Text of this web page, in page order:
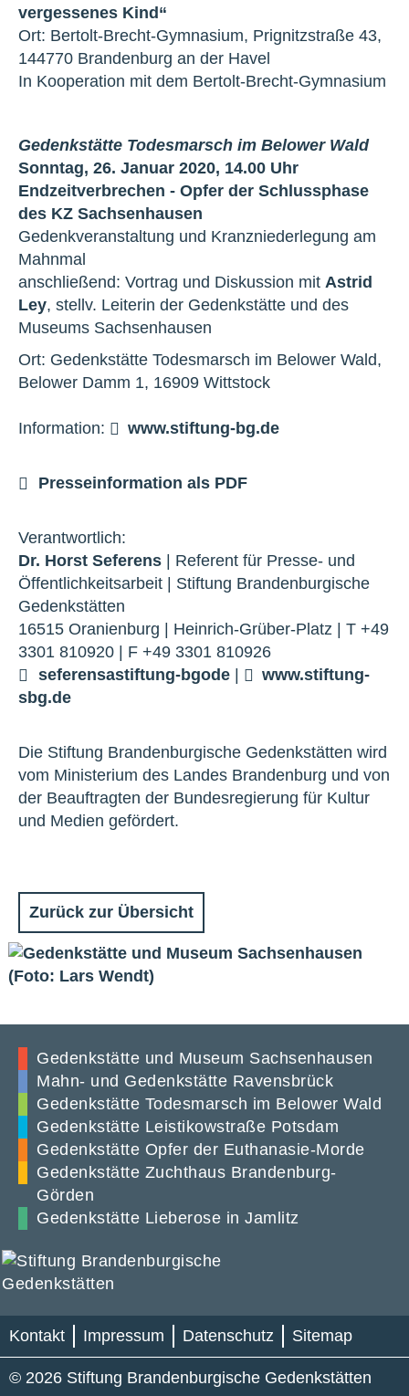
vergessenes Kind“
Ort: Bertolt-Brecht-Gymnasium, Prignitzstraße 43,
144770 Brandenburg an der Havel
In Kooperation mit dem Bertolt-Brecht-Gymnasium
Gedenkstätte Todesmarsch im Belower Wald
Sonntag, 26. Januar 2020, 14.00 Uhr
Endzeitverbrechen - Opfer der Schlussphase
des KZ Sachsenhausen
Gedenkveranstaltung und Kranzniederlegung am
Mahnmal
anschließend: Vortrag und Diskussion mit Astrid
Ley, stellv. Leiterin der Gedenkstätte und des
Museums Sachsenhausen
Ort: Gedenkstätte Todesmarsch im Belower Wald,
Belower Damm 1, 16909 Wittstock
Information: www.stiftung-bg.de
Presseinformation als PDF
Verantwortlich:
Dr. Horst Seferens | Referent für Presse- und
Öffentlichkeitsarbeit | Stiftung Brandenburgische
Gedenkstätten
16515 Oranienburg | Heinrich-Grüber-Platz | T +49
3301 810920 | F +49 3301 810926
seferensastiftung-bgode |
www.stiftung-
sbg.de
Die Stiftung Brandenburgische Gedenkstätten wird
vom Ministerium des Landes Brandenburg und von
der Beauftragten der Bundesregierung für Kultur
und Medien gefördert.
Zurück zur Übersicht
Gedenkstätte und Museum Sachsenhausen
Mahn- und Gedenkstätte Ravensbrück
Gedenkstätte Todesmarsch im Belower Wald
Gedenkstätte Leistikowstraße Potsdam
Gedenkstätte Opfer der Euthanasie-Morde
Gedenkstätte Zuchthaus Brandenburg-
Görden
Gedenkstätte Lieberose in Jamlitz
Kontakt Impressum Datenschutz Sitemap
© 2026 Stiftung Brandenburgische Gedenkstätten